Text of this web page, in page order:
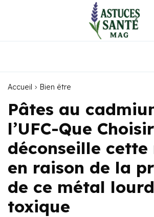
Accueil Bien être
Pâtes au
l’UFC-Que Choisir
déconseille cette
en raison de la
de ce métal lourd
toxique